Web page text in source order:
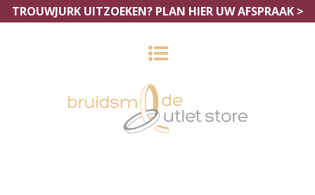
TROUWJURK UITZOEKEN? PLAN HIER UW AFSPRAAK >